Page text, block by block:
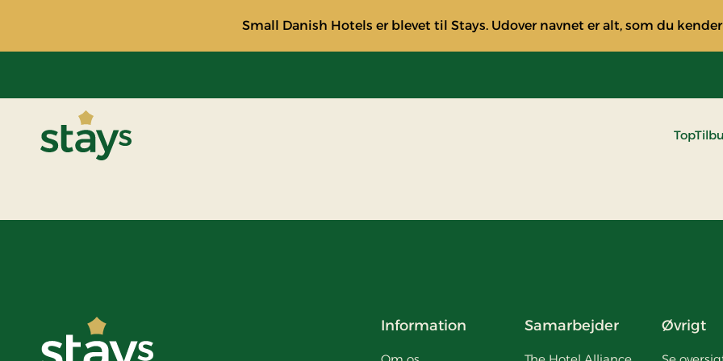
Small Danish Hotels er blevet til Stays. Udover navnet er alt, som du
Information Samarbejder Øvrigt